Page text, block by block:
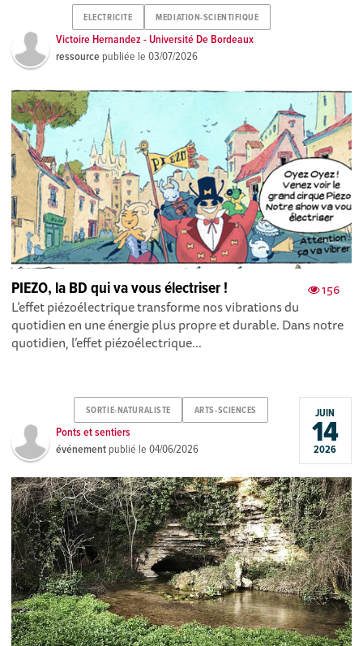
ELECTRICITE MEDIATION-SCIENTIFIQUE
Victoire Hernandez - Université De Bordeaux
ressource publiée le03/07/2026
156
PIEZO, la BD qui va vous électriser !
L’effet piézoélectrique transforme nos vibrations du
quotidien en une énergie plus propre et durable. Dans notre
quotidien, l’effet piézoélectrique...
SORTIE-NATURALISTE ARTS-SCIENCES
Ponts et sentiers
événement publié le04/06/2026
JUIN
14
2026